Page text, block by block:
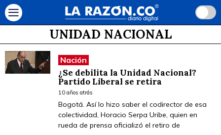
UNIDAD NACIONAL
Nación
¿Se debilita la Unidad Nacional?
Partido Liberal se retira
10 años atrás
Bogotá. Así lo hizo saber el codirector de esa
colectividad, Horacio Serpa Uribe, quien en
rueda de prensa oficializó el retiro de